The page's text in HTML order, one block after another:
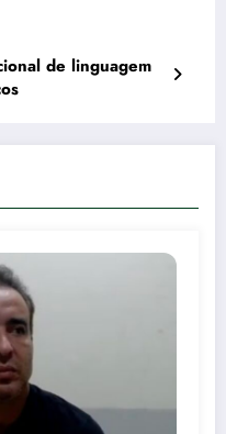
de linguagem